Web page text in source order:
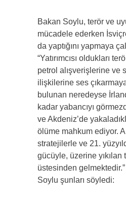
Bakan Soylu, terör ve
mücadele ederken
da yaptığını yapmaya
“Yatırımcısı oldukları
petrol alışverişlerine ve
ilişkilerine ses
bulunan neredeyse
kadar yabancıyı
ve Akdeniz’de
ölüme mahkum ediyor.
stratejilerle ve 21.
gücüyle, üzerine yıkılan
üstesinden
Soylu şunları söyledi: